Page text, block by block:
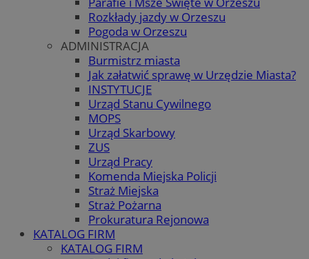
Rozkłady jazdy w Orzeszu
Pogoda w Orzeszu
ADMINISTRACJA
Burmistrz miasta
Jak załatwić sprawę w Urzędzie Miasta?
INSTYTUCJE
Urząd Stanu Cywilnego
MOPS
Urząd Skarbowy
ZUS
Urząd Pracy
Komenda Miejska Policji
Straż Miejska
Straż Pożarna
Prokuratura Rejonowa
KATALOG FIRM
KATALOG FIRM